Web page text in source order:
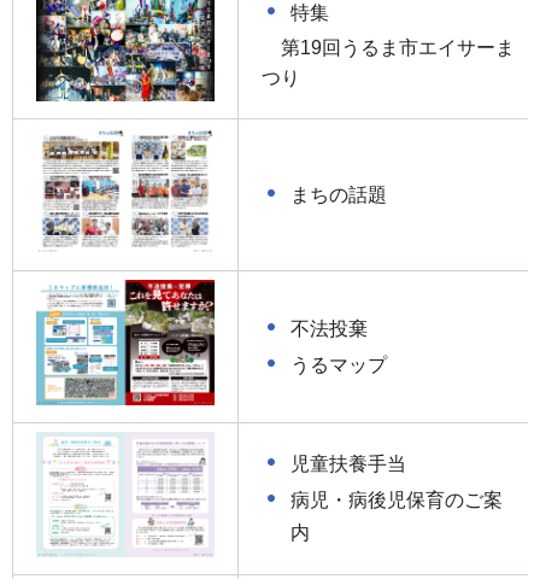
特集
第19回うるま市エイサーま
つり
まちの話題
不法投棄
うるマップ
児童扶養手当
病児・病後児保育のご案
内